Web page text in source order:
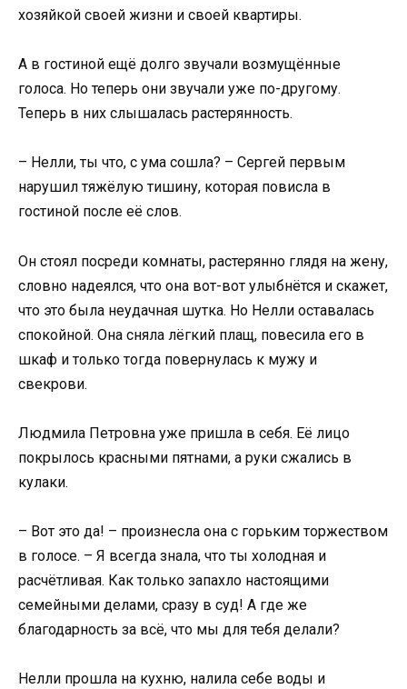
хозяйкой своей жизни и своей квартиры.
А в гостиной ещё долго звучали возмущённые
голоса. Но теперь они звучали уже по-другому.
Теперь в них слышалась растерянность.
– Нелли, ты что, с ума сошла? – Сергей первым
нарушил тяжёлую тишину, которая повисла в
гостиной после её слов.
Он стоял посреди комнаты, растерянно глядя на жену,
словно надеялся, что она вот-вот улыбнётся и скажет,
что это была неудачная шутка. Но Нелли оставалась
спокойной. Она сняла лёгкий плащ, повесила его в
шкаф и только тогда повернулась к мужу и
свекрови.
Людмила Петровна уже пришла в себя. Её лицо
покрылось красными пятнами, а руки сжались в
кулаки.
– Вот это да! – произнесла она с горьким торжеством
в голосе. – Я всегда знала, что ты холодная и
расчётливая. Как только запахло настоящими
семейными делами, сразу в суд! А где же
благодарность за всё, что мы для тебя делали?
Нелли прошла на кухню, налила себе воды и